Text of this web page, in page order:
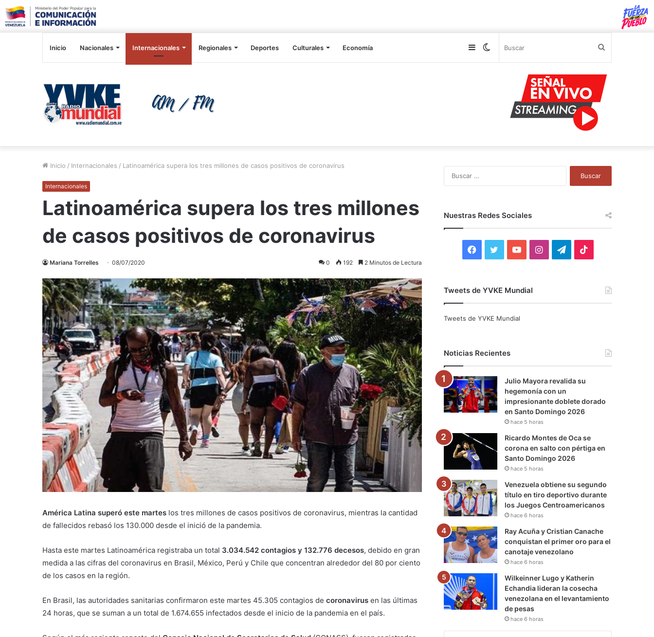
Inicio Nacionales Internacionales Regionales Deportes Culturales Economía Switch
Sidebar
Inicio / Internacionales / Latinoamérica supera los tres millones de casos positivos de coronavirus
Internacionales
Latinoamérica supera los tres millones
de casos positivos de coronavirus
Mariana Torrelles 08/07/2020 0 192 2 Minutos de Lectura
América Latina superó este martes los tres millones de casos positivos de coronavirus, mientras la cantidad
de fallecidos rebasó los 130.000 desde el inició de la pandemia.
Hasta este martes Latinoamérica registraba un total 3.034.542 contagios y 132.776 decesos, debido en gran
medida a las cifras del coronavirus en Brasil, México, Perú y Chile que concentran alrededor del 80 por ciento
de los casos en la región.
En Brasil, las autoridades sanitarias confirmaron este martes 45.305 contagios de coronavirus en las últimas
24 horas, que se suman a un total de 1.674.655 infectados desde el inicio de la pandemia en el país.
Nuestras Redes Sociales
F
c
o
k
i
r
Y
u
e
I
r
a
m
T
a
m
Tweets de YVKE Mundial
Tweets de YVKE Mundial
Noticias Recientes
Julio Mayora revalida su
hegemonía con un
impresionante doblete dorado
en Santo Domingo 2026
hace 5 horas
Ricardo Montes de Oca se
corona en salto con pértiga en
Santo Domingo 2026
hace 5 horas
Venezuela obtiene su segundo
título en tiro deportivo durante
los Juegos Centroamericanos
hace 6 horas
Ray Acuña y Cristian Canache
conquistan el primer oro para el
canotaje venezolano
hace 6 horas
Wilkeinner Lugo y Katherin
Echandia lideran la cosecha
venezolana en el levantamiento
de pesas
hace 6 horas